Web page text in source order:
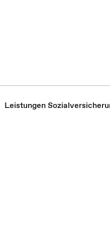
Leistungen